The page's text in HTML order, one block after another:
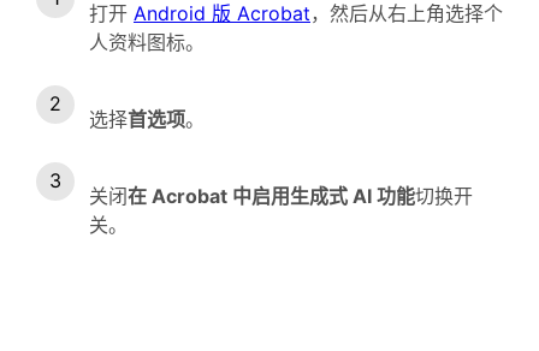
打开 Android 版 Acrobat，然后从右上角选择个
人资料图标。
选择首选项。
关闭在 Acrobat 中启用生成式 AI 功能切换开
关。